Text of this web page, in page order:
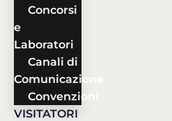
Concorsi
e
Laboratori
Canali di
Comunicazione
Convenzioni
VISITATORI